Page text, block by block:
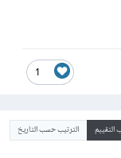
1
الترتيب حسب التاريخ